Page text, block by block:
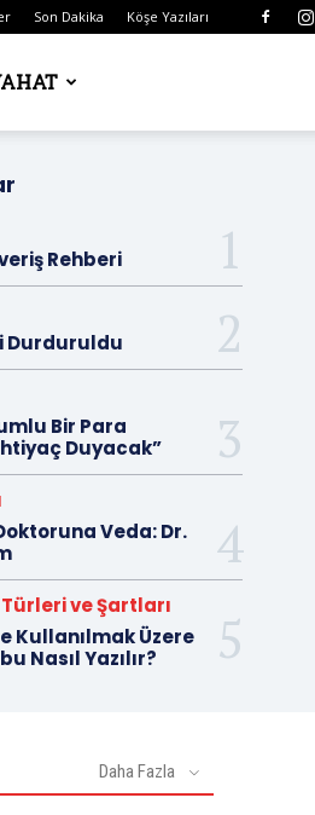
Son Dakika Köşe Yazıları
Rehberi
Durduruldu
Bir Para
Duyacak”
Veda: Dr.
ve Şartları
Kullanılmak Üzere
Nasıl Yazılır?
Daha Fazla